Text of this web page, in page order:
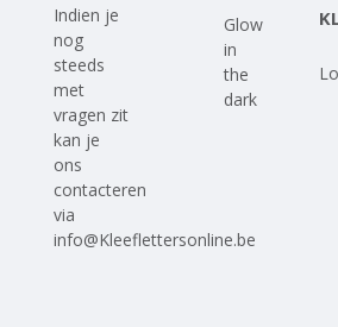
Indien je
nog
steeds
met
vragen zit
kan je
ons
contacteren
via
info@Kleeflettersonline.be
Glow
in
the
dark